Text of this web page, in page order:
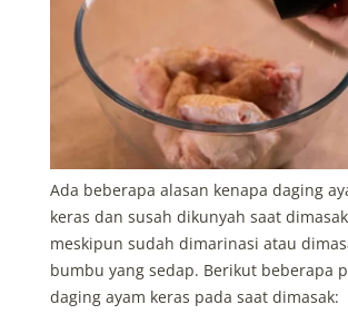
Ada beberapa alasan kenapa daging
keras dan susah dikunyah saat
meskipun sudah dimarinasi atau
bumbu yang sedap. Berikut beberapa
daging ayam keras pada saat dimasak: